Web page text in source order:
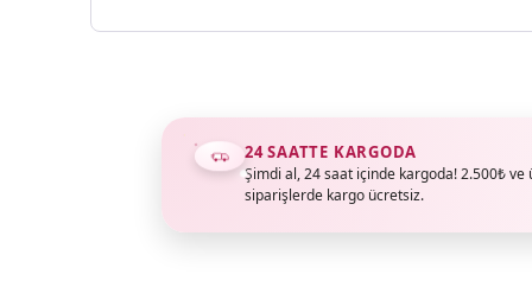
24 SAATTE KARGODA
Şimdi al, 24 saat içinde kargoda! 2.500₺ ve
siparişlerde kargo ücretsiz.